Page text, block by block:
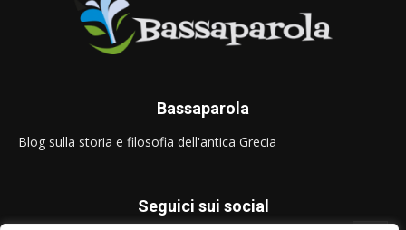
Bassaparola
Blog sulla storia e filosofia dell'antica Grecia
Seguici sui social